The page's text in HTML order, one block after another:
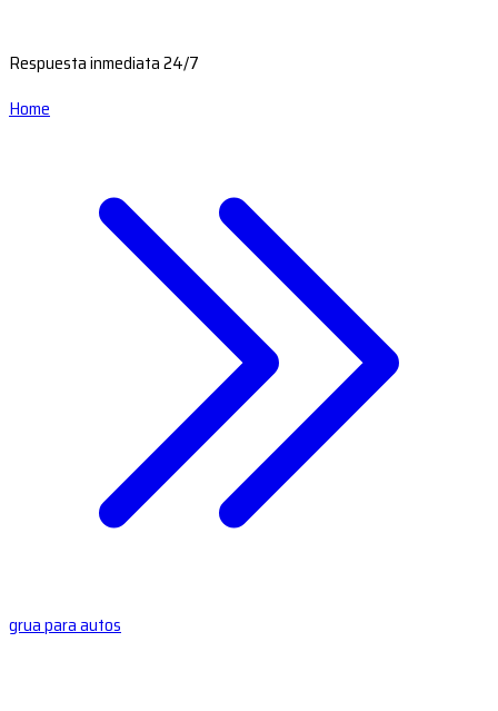
Respuesta inmediata 24/7
Home
grua para autos